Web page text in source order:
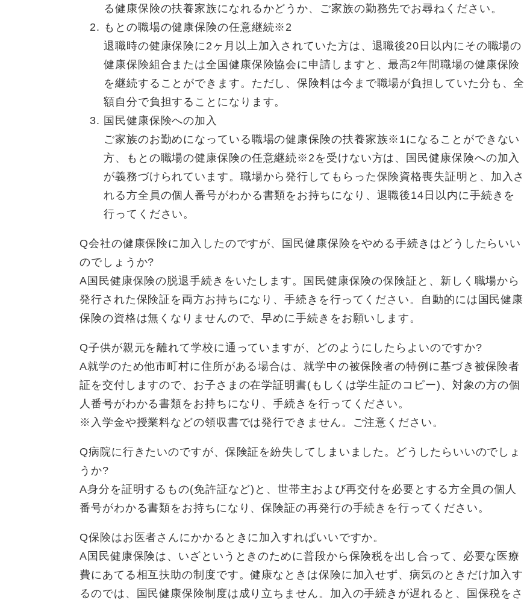
る健康保険の扶養家族になれるかどうか、ご家族の勤務先でお尋ねください。
もとの職場の健康保険の任意継続※2
退職時の健康保険に2ヶ月以上加入されていた方は、退職後20日以内にその職場の
健康保険組合または全国健康保険協会に申請しますと、最高2年間職場の健康保険
を継続することができます。ただし、保険料は今まで職場が負担していた分も、全
額自分で負担することになります。
国民健康保険への加入
ご家族のお勤めになっている職場の健康保険の扶養家族※1になることができない
方、もとの職場の健康保険の任意継続※2を受けない方は、国民健康保険への加入
が義務づけられています。職場から発行してもらった保険資格喪失証明と、加入さ
れる方全員の個人番号がわかる書類をお持ちになり、退職後14日以内に手続きを
行ってください。
Q会社の健康保険に加入したのですが、国民健康保険をやめる手続きはどうしたらいい
のでしょうか?
A国民健康保険の脱退手続きをいたします。国民健康保険の保険証と、新しく職場から
発行された保険証を両方お持ちになり、手続きを行ってください。自動的には国民健康
保険の資格は無くなりませんので、早めに手続きをお願いします。
Q子供が親元を離れて学校に通っていますが、どのようにしたらよいのですか?
A就学のため他市町村に住所がある場合は、就学中の被保険者の特例に基づき被保険者
証を交付しますので、お子さまの在学証明書(もしくは学生証のコピー)、対象の方の個
人番号がわかる書類をお持ちになり、手続きを行ってください。
※入学金や授業料などの領収書では発行できません。ご注意ください。
Q病院に行きたいのですが、保険証を紛失してしまいました。どうしたらいいのでしょ
うか?
A身分を証明するもの(免許証など)と、世帯主および再交付を必要とする方全員の個人
番号がわかる書類をお持ちになり、保険証の再発行の手続きを行ってください。
Q保険はお医者さんにかかるときに加入すればいいですか。
A国民健康保険は、いざというときのために普段から保険税を出し合って、必要な医療
費にあてる相互扶助の制度です。健康なときは保険に加入せず、病気のときだけ加入す
るのでは、国民健康保険制度は成り立ちません。加入の手続きが遅れると、国保税をさ